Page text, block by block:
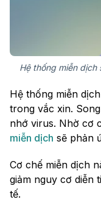
Hệ thống miễn dịch
Hệ thống miễn
trong vắc xin.
nhớ virus. Nhờ cơ
miễn dịch sẽ phản
Cơ chế miễn dịch
giảm nguy cơ diễn
tế.